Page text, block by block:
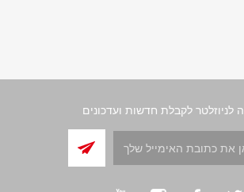
לניוזלטר לקבלת חדשות ועדכונים